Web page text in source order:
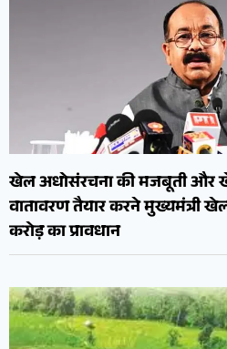
खेल अधोसंरचना की मजबूती और
वातावरण तैयार करने मुख्यमंत्री
करोड़ का प्रावधान